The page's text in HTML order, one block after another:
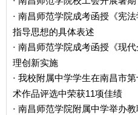
· 南昌师范学院成考函授《宪
指导思想的具体表述
· 南昌师范学院成考函授《现
理创新实施
· 我校附属中学学生在南昌市
术作品评选中荣获11项佳绩
· 南昌师范学院附属中学举办